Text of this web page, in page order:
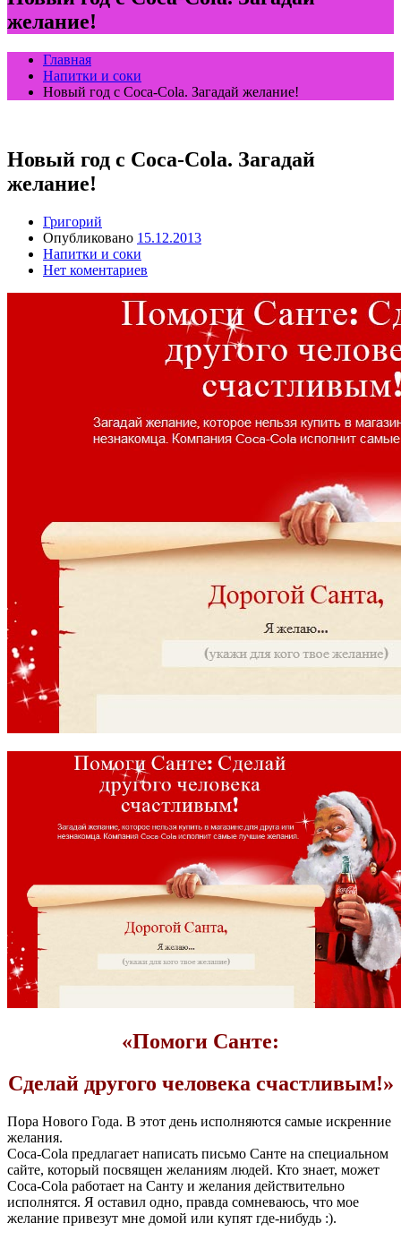
желание!
Главная
Напитки и соки
Новый год с Coca-Cola. Загадай желание!
Новый год с Coca-Cola. Загадай
желание!
Григорий
Опубликовано 15.12.2013
Напитки и соки
Нет коментариев
«Помоги Санте:
Сделай другого человека счастливым!»
Пора Нового Года. В этот день исполняются самые искренние
желания.
Coca-Cola предлагает написать письмо Санте на специальном
сайте, который посвящен желаниям людей. Кто знает, может
Coca-Cola работает на Санту и желания действительно
исполнятся. Я оставил одно, правда сомневаюсь, что мое
желание привезут мне домой или купят где-нибудь :).